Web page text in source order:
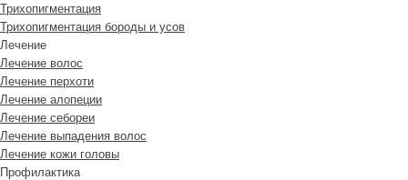
Трихопигментация
Трихопигментация бороды и усов
Лечение
Лечение волос
Лечение перхоти
Лечение алопеции
Лечение себореи
Лечение выпадения волос
Лечение кожи головы
Профилактика